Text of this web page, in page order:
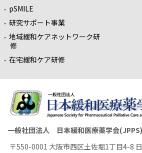
pSMILE
研究サポート事業
地域緩和ケアネットワーク研
修
在宅緩和ケア研修
一般社団法人 日本緩和医療薬学会
〒550-0001 大阪市西区土佐堀1丁目4-8